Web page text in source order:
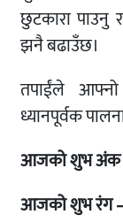
छुटकारा पाउनु
झनै बढाउँछ।
तपाईंले
ध्यानपूर्वक
आजको शुभ अंक
आजको शुभ रंग